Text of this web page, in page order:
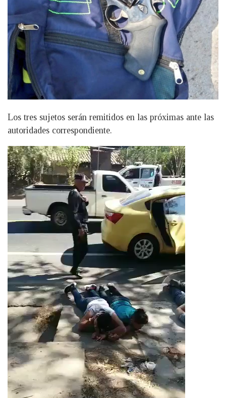
Los tres sujetos serán remitidos en las próximas ante las
autoridades correspondiente.